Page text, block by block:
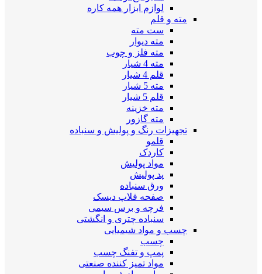
لوازم ابزار همه کاره
مته و قلم
ست مته
مته دیوار
مته فلز و چوب
مته 4 شیار
قلم 4 شیار
مته 5 شیار
قلم 5 شیار
مته خزینه
مته گازور
تجهیزات رنگ و پولیش و سنباده
قلمو
کاردک
مواد پولیش
پد پولیش
ورق سنباده
صفحه فلاپ دیسک
فرچه و برس سیمی
سنباده چتری و انگشتی
چسب و مواد شیمیایی
چسب
پمپ و تفنگ چسب
مواد تمیز کننده صنعتی